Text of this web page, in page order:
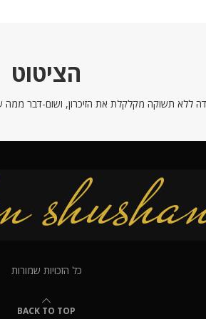
הציטוט
ללא תשוקה מקלקלת את הזיכרון, ושום-דבר ממה
כל הזכויות שמורות
BACK TO TOP